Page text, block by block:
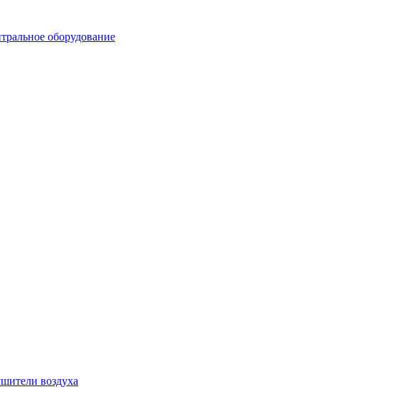
оборудование
воздуха